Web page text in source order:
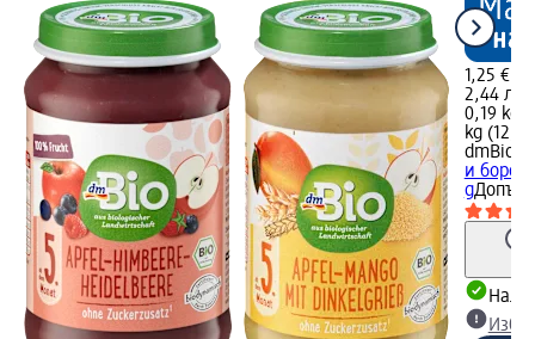
1,25 €
2,44 лв.
0,19 kg
kg
dmBio
и
g